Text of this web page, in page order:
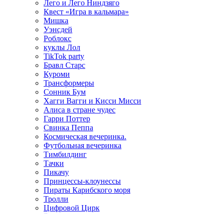
Лего и Лего Ниндзяго
Квест «Игра в кальмара»
Мишка
Уэнсдей
Роблокс
куклы Лол
TikTok party
Бравл Старс
Куроми
Трансформеры
Сонник Бум
Хагги Вагги и Кисси Мисси
Алиса в стране чудес
Гарри Поттер
Свинка Пеппа
Космическая вечеринка.
Футбольная вечеринка
Тимбилдинг
Тачки
Пикачу
Принцессы-клоунессы
Пираты Карибского моря
Тролли
Цифровой Цирк